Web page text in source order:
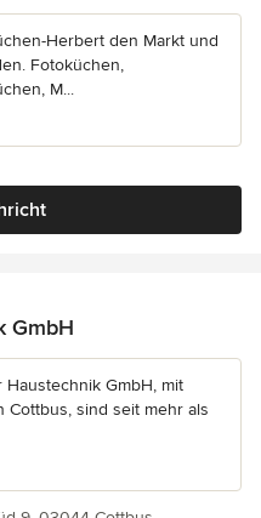
Herbert den Markt und
Fotoküchen,
M...
GmbH
GmbH, mit
Cottbus, sind seit mehr als